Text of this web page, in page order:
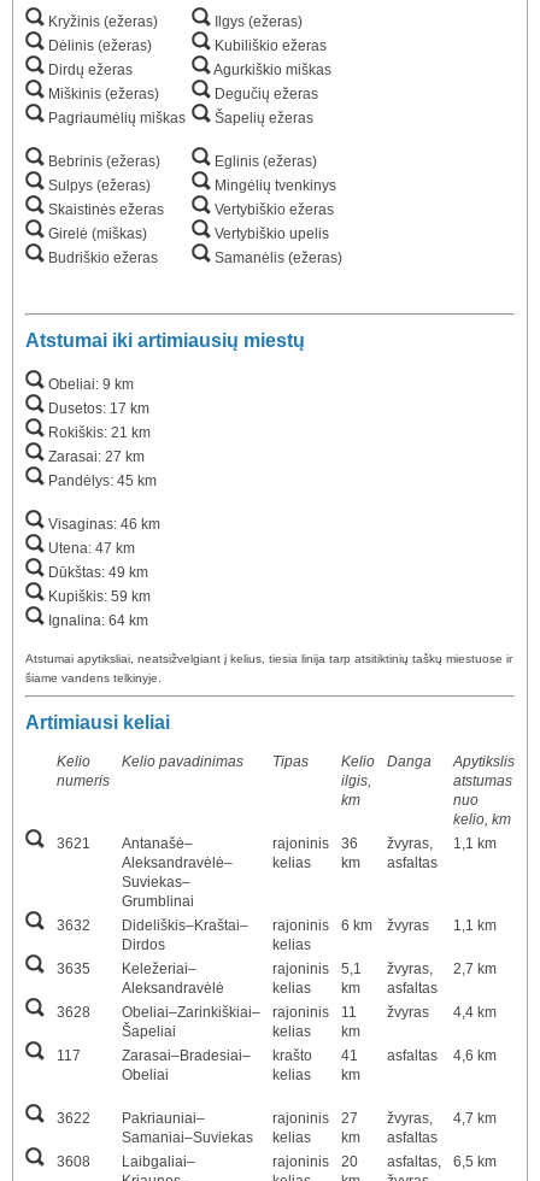
Kryžinis (ežeras)
Dėlinis (ežeras)
Dirdų ežeras
Miškinis (ežeras)
Pagriaumėlių miškas
Bebrinis (ežeras)
Sulpys (ežeras)
Skaistinės ežeras
Girelė (miškas)
Budriškio ežeras
Ilgys (ežeras)
Kubiliškio ežeras
Agurkiškio miškas
Degučių ežeras
Šapelių ežeras
Eglinis (ežeras)
Mingėlių tvenkinys
Vertybiškio ežeras
Vertybiškio upelis
Samanėlis (ežeras)
Atstumai iki artimiausių miestų
Obeliai: 9 km
Dusetos: 17 km
Rokiškis: 21 km
Zarasai: 27 km
Pandėlys: 45 km
Visaginas: 46 km
Utena: 47 km
Dūkštas: 49 km
Kupiškis: 59 km
Ignalina: 64 km
Atstumai apytiksliai, neatsižvelgiant į kelius, tiesia linija tarp atsitiktinių taškų miestuose ir
šiame vandens telkinyje.
Artimiausi keliai
Kelio
numeris
Kelio pavadinimas Tipas
Kelio
ilgis,
km
Danga
Apytikslis
atstumas
nuo
kelio, km
3621
Antanašė–
Aleksandravėlė–
Suviekas–
Grumblinai
rajoninis
kelias
36
km
žvyras,
asfaltas
1,1 km
3632
Dideliškis–Kraštai–
Dirdos
rajoninis
kelias
6 km žvyras 1,1 km
3635
Keležeriai–
Aleksandravėlė
rajoninis
kelias
5,1
km
žvyras,
asfaltas
2,7 km
3628
Obeliai–Zarinkiškiai–
Šapeliai
rajoninis
kelias
11
km
žvyras 4,4 km
117
Zarasai–Bradesiai–
Obeliai
krašto
kelias
41
km
asfaltas 4,6 km
3622
Pakriauniai–
Samaniai–Suviekas
rajoninis
kelias
27
km
žvyras,
asfaltas
4,7 km
3608
Laibgaliai–
rajoninis
20
asfaltas,
6,5 km